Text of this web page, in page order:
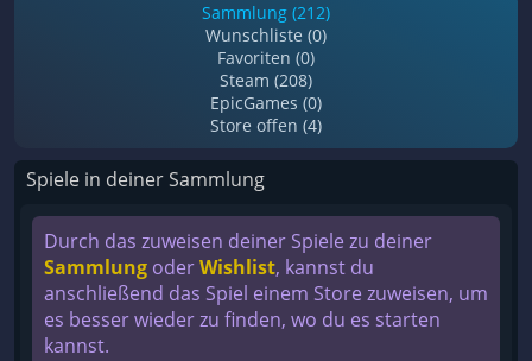
Sammlung (212)
Wunschliste (0)
Favoriten (0)
Steam (208)
EpicGames (0)
Store offen (4)
Spiele in deiner Sammlung
Durch das zuweisen deiner Spiele zu deiner
Sammlung oderWishlist, kannst du
anschließend das Spiel einem Store zuweisen, um
es besser wieder zu finden, wo du es starten
kannst.